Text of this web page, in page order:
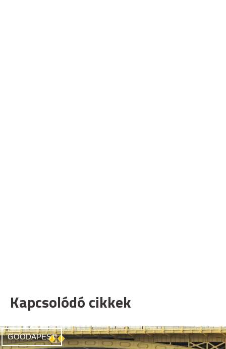
Kapcsolódó cikkek
GOODAPEST